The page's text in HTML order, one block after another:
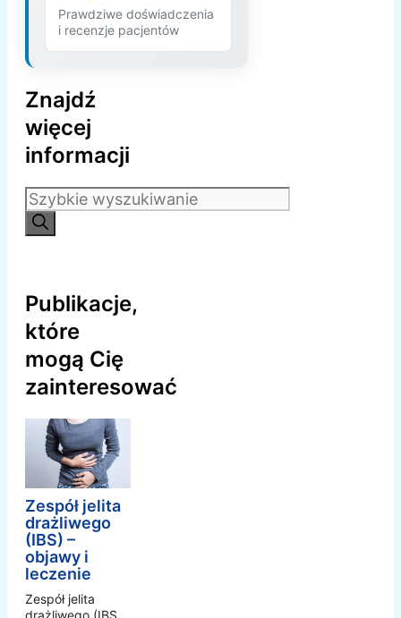
Prawdziwe doświadczenia
i recenzje pacjentów
Znajdź
więcej
informacji
Szukaj:
Publikacje,
które
mogą Cię
zainteresować
Zespół jelita
drażliwego
(IBS) –
objawy i
leczenie
Zespół jelita